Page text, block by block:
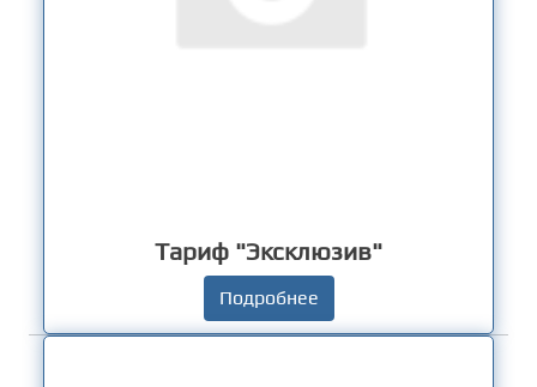
Тариф "Эксклюзив"
Подробнее